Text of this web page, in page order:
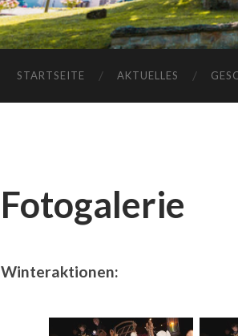
STARTSEITE AKTUELLES
Fotogalerie
Winteraktionen: